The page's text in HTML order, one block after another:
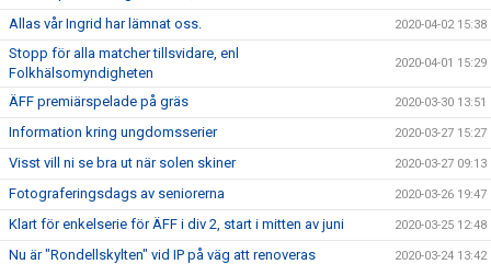
Allas vår Ingrid har lämnat oss. 2020-04-02 15:38
Stopp för alla matcher tillsvidare, enl
Folkhälsomyndigheten
2020-04-01 15:29
ÄFF premiärspelade på gräs 2020-03-30 13:51
Information kring ungdomsserier 2020-03-27 15:27
Visst vill ni se bra ut när solen skiner 2020-03-27 09:13
Fotograferingsdags av seniorerna 2020-03-26 19:47
Klart för enkelserie för ÄFF i div 2, start i mitten av juni 2020-03-25 12:48
Nu är "Rondellskylten" vid IP på väg att renoveras 2020-03-24 13:42